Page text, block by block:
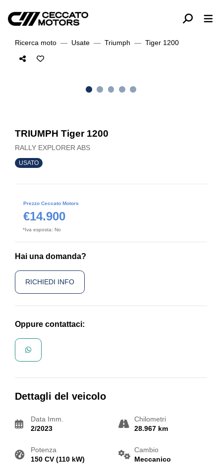
Ricerca moto Usate Triumph Tiger 1200
TRIUMPH Tiger 1200
RALLY EXPLORER ABS
USATO
Prezzo Ceccato Motors
€14.900
*Iva esposta: No
Hai una domanda?
RICHIEDI INFO
Oppure contattaci:
Dettagli del veicolo
Data Imm.
2/2023
Chilometri
28.967 km
Potenza
150 CV (110 kW)
Cambio
Meccanico